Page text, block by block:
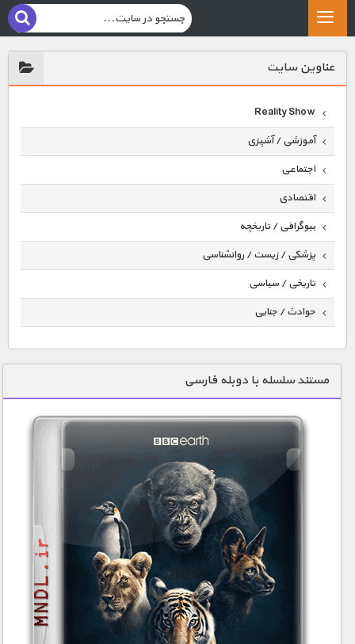
عناوين سايت
Reality Show
آموزشی / آشپزی
اجتماعی
اقتصادی
بیوگرافی / تاریخچه
پزشکی / زیست / روانشناسی
تاریخی / سیاسی
حوادث / جنایی
دنیای خوراکی ها
زمین شناسی / محیط زیست
سازه/ معماری/ مهندسی
سرگرمی
شناخت کودکان
فرهنگ / هنر
کیهان / نجوم
مستند سلسله با دوبله فارسی